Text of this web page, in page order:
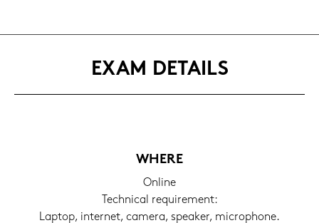
EXAM DE­TAILS
WHERE
On­line
Tech­ni­cal re­qui­re­ment:
Lap­top, in­ter­net, ca­me­ra, spe­a­ker, mi­cro­pho­ne.